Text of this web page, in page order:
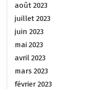
août 2023
juillet 2023
juin 2023
mai 2023
avril 2023
mars 2023
février 2023